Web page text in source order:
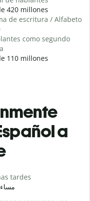
420 millones
de escritura / Alfabeto
como segundo
110 millones
a
tardes
مساء